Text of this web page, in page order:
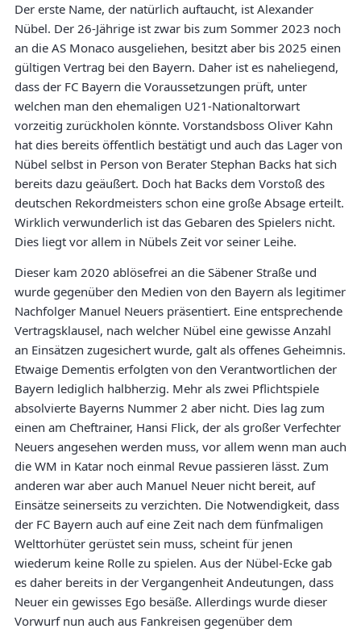
Der erste Name, der natürlich auftaucht, ist Alexander
Nübel. Der 26-Jährige ist zwar bis zum Sommer 2023 noch
an die AS Monaco ausgeliehen, besitzt aber bis 2025 einen
gültigen Vertrag bei den Bayern. Daher ist es naheliegend,
dass der FC Bayern die Voraussetzungen prüft, unter
welchen man den ehemaligen U21-Nationaltorwart
vorzeitig zurückholen könnte. Vorstandsboss Oliver Kahn
hat dies bereits öffentlich bestätigt und auch das Lager von
Nübel selbst in Person von Berater Stephan Backs hat sich
bereits dazu geäußert. Doch hat Backs dem Vorstoß des
deutschen Rekordmeisters schon eine große Absage erteilt.
Wirklich verwunderlich ist das Gebaren des Spielers nicht.
Dies liegt vor allem in Nübels Zeit vor seiner Leihe.
Dieser kam 2020 ablösefrei an die Säbener Straße und
wurde gegenüber den Medien von den Bayern als legitimer
Nachfolger Manuel Neuers präsentiert. Eine entsprechende
Vertragsklausel, nach welcher Nübel eine gewisse Anzahl
an Einsätzen zugesichert wurde, galt als offenes Geheimnis.
Etwaige Dementis erfolgten von den Verantwortlichen der
Bayern lediglich halbherzig. Mehr als zwei Pflichtspiele
absolvierte Bayerns Nummer 2 aber nicht. Dies lag zum
einen am Cheftrainer, Hansi Flick, der als großer Verfechter
Neuers angesehen werden muss, vor allem wenn man auch
die WM in Katar noch einmal Revue passieren lässt. Zum
anderen war aber auch Manuel Neuer nicht bereit, auf
Einsätze seinerseits zu verzichten. Die Notwendigkeit, dass
der FC Bayern auch auf eine Zeit nach dem fünfmaligen
Welttorhüter gerüstet sein muss, scheint für jenen
wiederum keine Rolle zu spielen. Aus der Nübel-Ecke gab
es daher bereits in der Vergangenheit Andeutungen, dass
Neuer ein gewisses Ego besäße. Allerdings wurde dieser
Vorwurf nun auch aus Fankreisen gegenüber dem